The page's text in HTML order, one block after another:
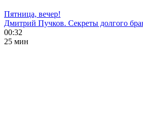
Пятница, вечер!
Дмитрий Пучков. Секреты долгого
00:32
25 мин